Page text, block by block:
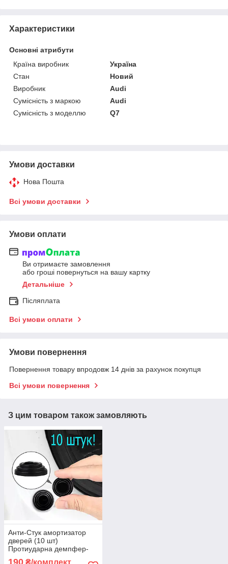
Характеристики
Основні атрибути
Країна виробник
Україна
Стан
Новий
Виробник
Audi
Сумісність з маркою
Audi
Сумісність з моделлю
Q7
Умови доставки
Нова Пошта
Всі умови доставки
Умови оплати
Ви отримаєте замовлення
або гроші повернуться на вашу картку
Детальніше
Післяплата
Всі умови оплати
Умови повернення
Повернення товару впродовж 14 днів за рахунок покупця
Всі умови повернення
З цим товаром також замовляють
Анти-Стук амортизатор
дверей (10 шт)
Протиударна демпфер-
гумка.